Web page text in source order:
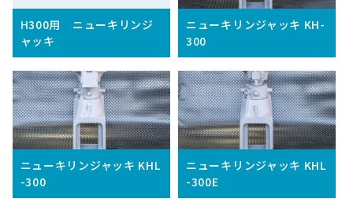
H300用 ニューキリンジ
ャッキ
ニューキリンジャッキ KH-
300
ニューキリンジャッキ KHL
-300
ニューキリンジャッキ KHL
-300E